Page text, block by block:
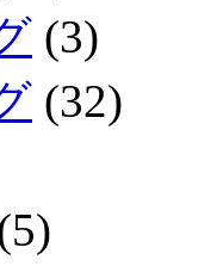
(3)
(32)